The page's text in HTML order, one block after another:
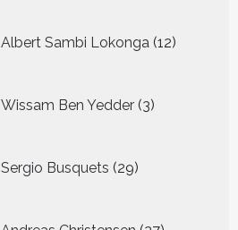
Albert Sambi Lokonga 12
Wissam Ben Yedder 3
producten
Sergio Busquets 29
producten